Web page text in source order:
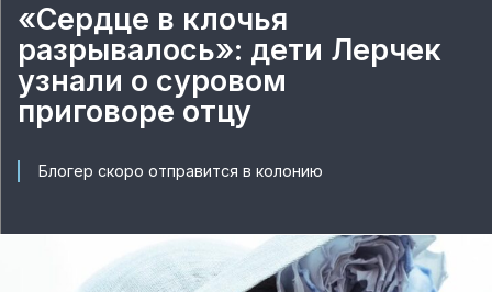
«Сердце в клочья
разрывалось»: дети Лерчек
узнали о суровом
приговоре отцу
Блогер скоро отправится в колонию